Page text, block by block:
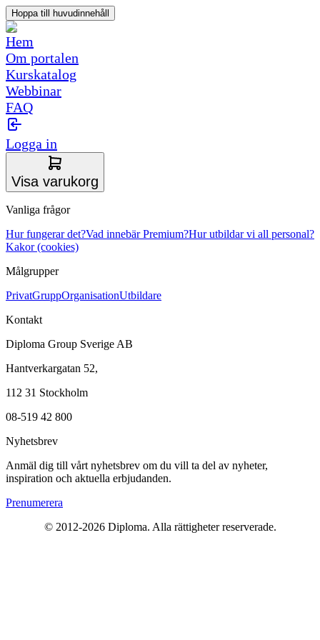
Hoppa till huvudinnehåll
Hem
Om portalen
Kurskatalog
Webbinar
FAQ
Logga in
Visa varukorg
Vanliga frågor
Hur fungerar det?Vad innebär Premium?Hur utbildar vi all personal?
Kakor (cookies)
Målgrupper
PrivatGruppOrganisationUtbildare
Kontakt
Diploma Group Sverige AB
Hantverkargatan 52,
112 31 Stockholm
08-519 42 800
Nyhetsbrev
Anmäl dig till vårt nyhetsbrev om du vill ta del av nyheter,
inspiration och aktuella erbjudanden.
Prenumerera
© 2012-2026 Diploma. Alla rättigheter reserverade.